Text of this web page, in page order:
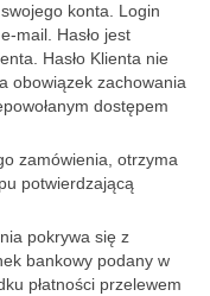
konta. Login
mail. Hasło jest
Hasło Klienta nie
obowiązek zachowania
dostępem
zamówienia, otrzyma
potwierdzającą
pokrywa się z
bankowy podany w
płatności przelewem